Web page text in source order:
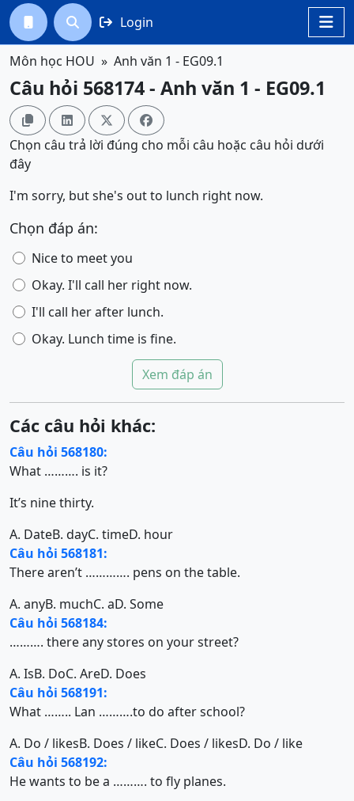

  Login
Môn học HOU Anh văn 1 - EG09.1
Câu hỏi 568174 - Anh văn 1 - EG09.1
   
Chọn câu trả lời đúng cho mỗi câu hoặc câu hỏi dưới
đây
I'm sorry, but she's out to lunch right now.
Chọn đáp án:
Nice to meet you
Okay. I'll call her right now.
I'll call her after lunch.
Okay. Lunch time is fine.
Xem đáp án
Các câu hỏi khác:
Câu hỏi 568180:
What ………. is it?
It’s nine thirty.
A. DateB. dayC. timeD. hour
Câu hỏi 568181:
There aren’t …………. pens on the table.
A. anyB. muchC. aD. Some
Câu hỏi 568184:
………. there any stores on your street?
A. IsB. DoC. AreD. Does
Câu hỏi 568191:
What …….. Lan ……….to do after school?
A. Do / likesB. Does / likeC. Does / likesD. Do / like
Câu hỏi 568192:
He wants to be a ………. to fly planes.